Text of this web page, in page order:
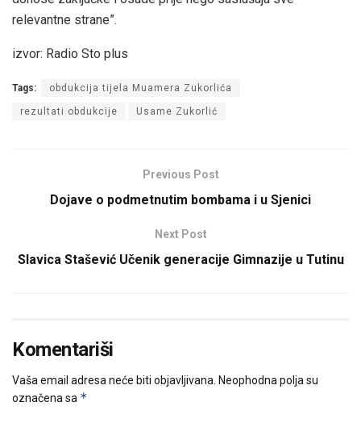
relevantne strane”.
izvor: Radio Sto plus
Tags: obdukcija tijela Muamera Zukorlića
rezultati obdukcije Usame Zukorlić
Previous Post
Dojave o podmetnutim bombama i u Sjenici
Next Post
Slavica Stašević Učenik generacije Gimnazije u Tutinu
Komentariši
Vaša email adresa neće biti objavljivana. Neophodna polja su
označena sa *